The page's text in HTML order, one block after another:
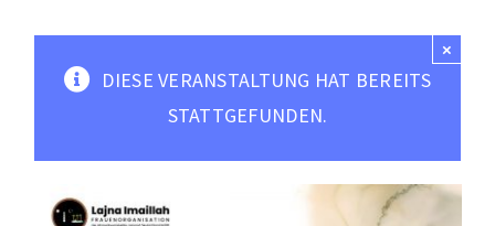
DIESE VERANSTALTUNG HAT BEREITS
STATTGEFUNDEN.
×